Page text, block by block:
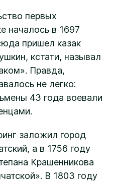
первых
началось в 1697
пришел казак
кстати, называл
Правда,
не легко:
43 года воевали
заложил город
а в 1756 году
Крашенникова
В 1803 году